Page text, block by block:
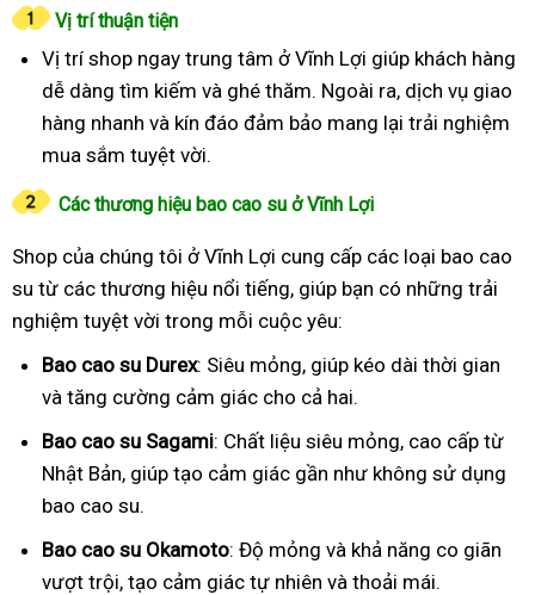
Vị trí thuận tiện
Vị trí shop ngay trung tâm ở Vĩnh Lợi giúp khách hàng
dễ dàng tìm kiếm và ghé thăm. Ngoài ra, dịch vụ giao
hàng nhanh và kín đáo đảm bảo mang lại trải nghiệm
mua sắm tuyệt vời.
Các thương hiệu bao cao su ở Vĩnh Lợi
Shop của chúng tôi ở Vĩnh Lợi cung cấp các loại bao cao
su từ các thương hiệu nổi tiếng, giúp bạn có những trải
nghiệm tuyệt vời trong mỗi cuộc yêu:
Bao cao su Durex: Siêu mỏng, giúp kéo dài thời gian
và tăng cường cảm giác cho cả hai.
Bao cao su Sagami: Chất liệu siêu mỏng, cao cấp từ
Nhật Bản, giúp tạo cảm giác gần như không sử dụng
bao cao su.
Bao cao su Okamoto: Độ mỏng và khả năng co giãn
vượt trội, tạo cảm giác tự nhiên và thoải mái.